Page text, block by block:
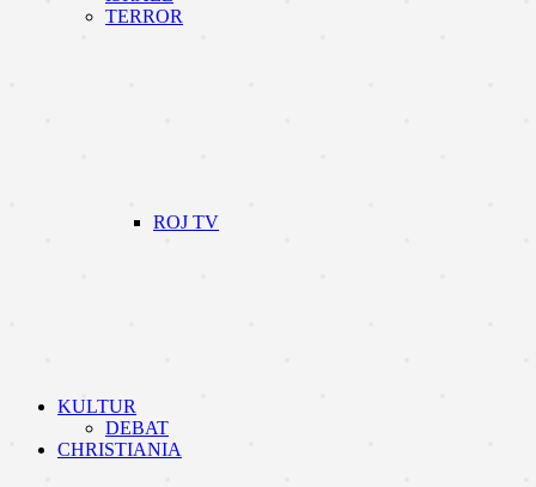
TERROR
ROJ TV
KULTUR
DEBAT
CHRISTIANIA